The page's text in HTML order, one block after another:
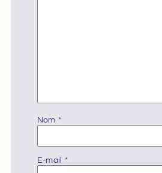
Nom*
E-mail *